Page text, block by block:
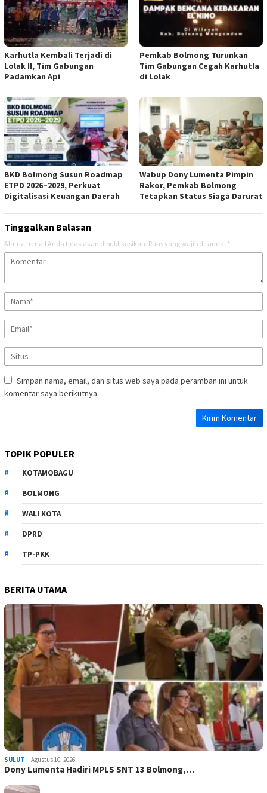
Karhutla Kembali Terjadi di
Lolak II, Tim Gabungan
Padamkan Api
Pemkab Bolmong Turunkan
Tim Gabungan Cegah Karhutla
di Lolak
BKD Bolmong Susun Roadmap
ETPD 2026–2029, Perkuat
Digitalisasi Keuangan Daerah
Wabup Dony Lumenta Pimpin
Rakor, Pemkab Bolmong
Tetapkan Status Siaga Darurat
Tinggalkan Balasan
Alamat email Anda tidak akan dipublikasikan. Ruas yang wajib ditandai *
Simpan nama, email, dan situs web saya pada peramban ini untuk
komentar saya berikutnya.
TOPIK POPULER
KOTAMOBAGU
BOLMONG
WALI KOTA
DPRD
TP-PKK
BERITA UTAMA
SULUT Agustus 10, 2026
Dony Lumenta Hadiri MPLS SNT 13 Bolmong,…